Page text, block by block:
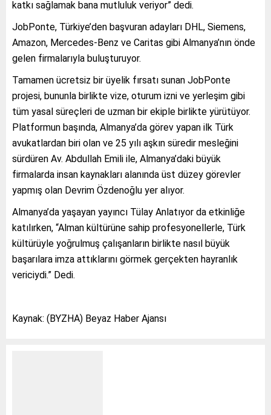
katkı sağlamak bana mutluluk veriyor” dedi.
JobPonte, Türkiye’den başvuran adayları DHL, Siemens,
Amazon, Mercedes-Benz ve Caritas gibi Almanya’nın önde
gelen firmalarıyla buluşturuyor.
Tamamen ücretsiz bir üyelik fırsatı sunan JobPonte
projesi, bununla birlikte vize, oturum izni ve yerleşim gibi
tüm yasal süreçleri de uzman bir ekiple birlikte yürütüyor.
Platformun başında, Almanya’da görev yapan ilk Türk
avukatlardan biri olan ve 25 yılı aşkın süredir mesleğini
sürdüren Av. Abdullah Emili ile, Almanya’daki büyük
firmalarda insan kaynakları alanında üst düzey görevler
yapmış olan Devrim Özdenoğlu yer alıyor.
Almanya’da yaşayan yayıncı Tülay Anlatıyor da etkinliğe
katılırken, “Alman kültürüne sahip profesyonellerle, Türk
kültürüyle yoğrulmuş çalışanların birlikte nasıl büyük
başarılara imza attıklarını görmek gerçekten hayranlık
vericiydi.” Dedi.
Kaynak: (BYZHA) Beyaz Haber Ajansı